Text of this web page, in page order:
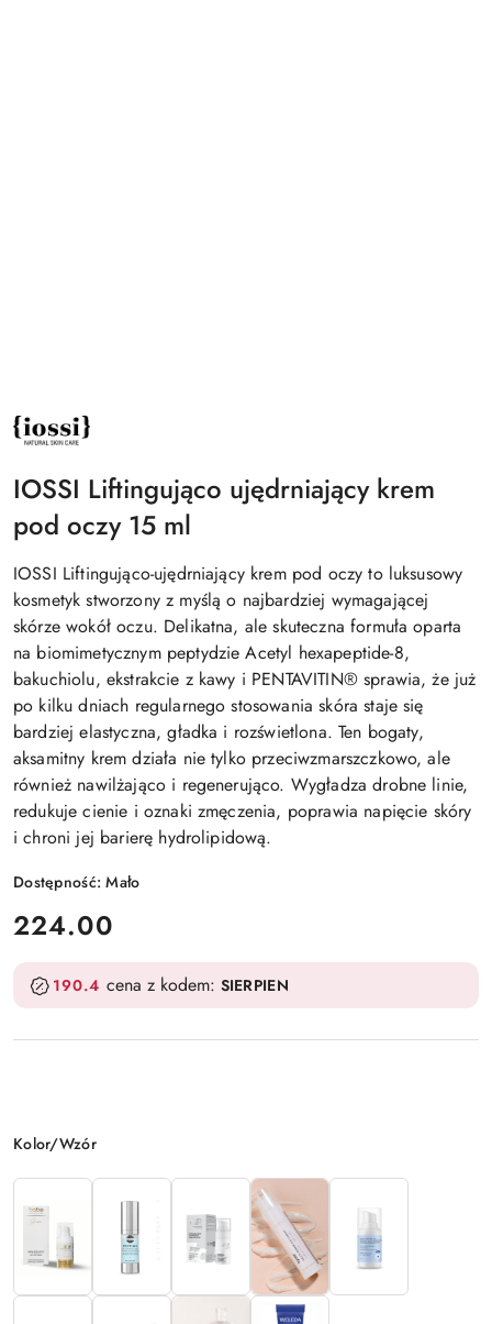
NAZWA
PRODUCENTA:
IOSSI Liftingująco ujędrniający krem
pod oczy 15 ml
IOSSI Liftingująco-ujędrniający krem pod oczy to luksusowy
kosmetyk stworzony z myślą o najbardziej wymagającej
skórze wokół oczu. Delikatna, ale skuteczna formuła oparta
na biomimetycznym peptydzie Acetyl hexapeptide-8,
bakuchiolu, ekstrakcie z kawy i PENTAVITIN® sprawia, że już
po kilku dniach regularnego stosowania skóra staje się
bardziej elastyczna, gładka i rozświetlona. Ten bogaty,
aksamitny krem działa nie tylko przeciwzmarszczkowo, ale
również nawilżająco i regenerująco. Wygładza drobne linie,
redukuje cienie i oznaki zmęczenia, poprawia napięcie skóry
i chroni jej barierę hydrolipidową.
Dostępność:Mało
cena:
224.00
190.4 cena z kodem: SIERPIEN
Wariant
Kolor/Wzór